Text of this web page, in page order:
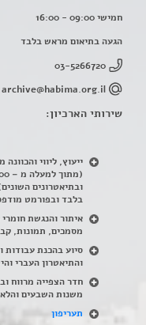
חמישי 09:00 - 16:00
הגעה בתיאום מראש בלבד
03-5266720
archive@habima.org.il
שירותי הארכיון:
ייעוץ, ליווי
ובתיאטרונים
בלבד ובפורמט
איתור והנגשת חומרי
מסמכים, תמונות,
סיוע בהכנת
והתיאטרון העברי
משנות השבעים
תעריפון